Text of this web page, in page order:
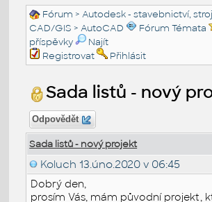
Fórum >Autodesk - stavebnictví,
CAD/GIS >AutoCAD Fórum Témata
příspěvky
Najít
Registrovat
Přihlásit
Sada listů - nový
Odpovědět
Sada listů - nový projekt
Koluch 13.úno.2020 v 06:45
Dobrý den,
prosím Vás, mám původní projekt,